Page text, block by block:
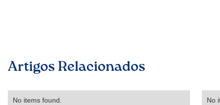
Artigos Relacionados
No items found. No